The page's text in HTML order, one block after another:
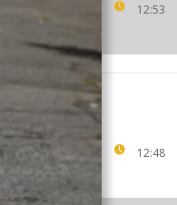
12:53
12:48